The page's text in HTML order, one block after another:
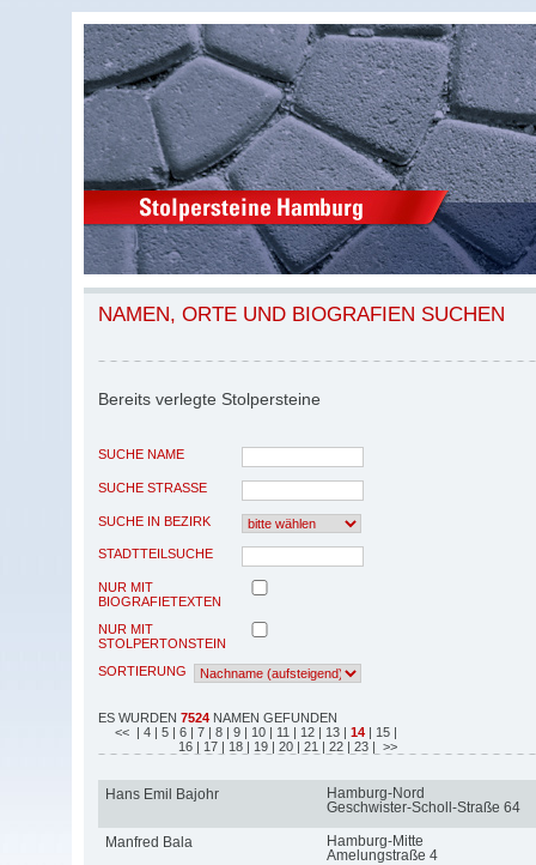
NAMEN, ORTE UND BIOGRAFIEN SUCHEN
Bereits verlegte Stolpersteine
SUCHE NAME
SUCHE STRASSE
SUCHE IN BEZIRK
STADTTEILSUCHE
NUR MIT
BIOGRAFIETEXTEN
NUR MIT
STOLPERTONSTEIN
SORTIERUNG
ES WURDEN 7524 NAMEN GEFUNDEN
<< | 4 | 5 | 6 | 7 | 8 | 9 | 10 | 11 | 12 | 13 | 14 | 15 |
16 | 17 | 18 | 19 | 20 | 21 | 22 | 23 | >>
Hans Emil Bajohr
Hamburg-Nord
Geschwister-Scholl-Straße 64
Manfred Bala
Hamburg-Mitte
Amelungstraße 4